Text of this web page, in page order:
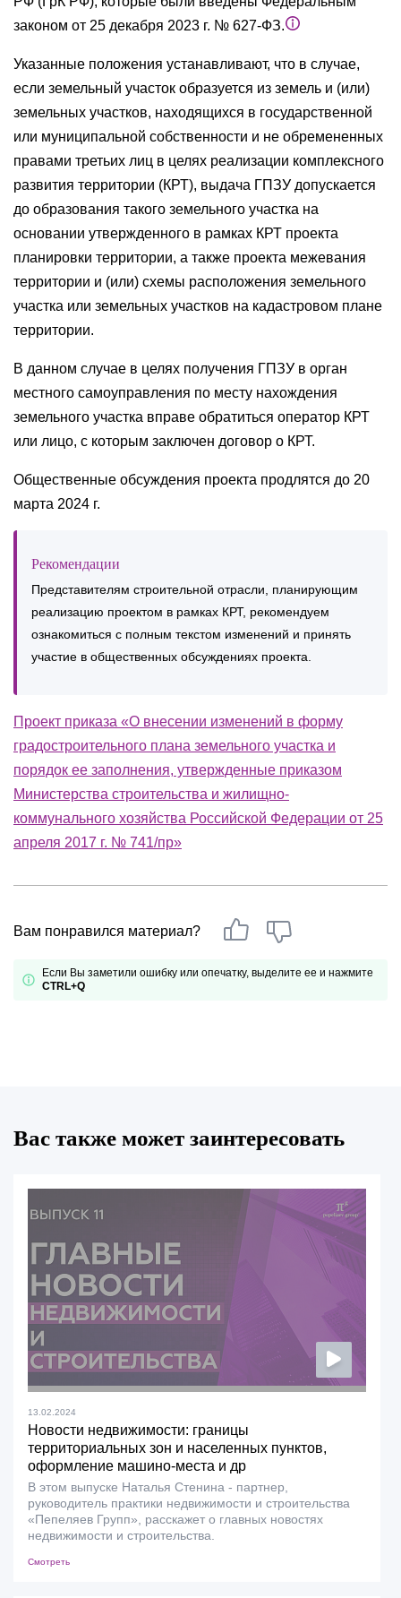
законом от 25 декабря 2023 г. № 627-ФЗ.
Указанные положения устанавливают, что в случае,
если земельный участок образуется из земель и (или)
земельных участков, находящихся в государственной
или муниципальной собственности и не обремененных
правами третьих лиц в целях реализации комплексного
развития территории (КРТ), выдача ГПЗУ допускается
до образования такого земельного участка на
основании утвержденного в рамках КРТ проекта
планировки территории, а также проекта межевания
территории и (или) схемы расположения земельного
участка или земельных участков на кадастровом плане
территории.
В данном случае в целях получения ГПЗУ в орган
местного самоуправления по месту нахождения
земельного участка вправе обратиться оператор КРТ
или лицо, с которым заключен договор о КРТ.
Общественные обсуждения проекта продлятся до 20
марта 2024 г.
Рекомендации
Представителям строительной отрасли, планирующим
реализацию проектом в рамках КРТ, рекомендуем
ознакомиться с полным текстом изменений и принять
участие в общественных обсуждениях проекта.
Проект приказа «О внесении изменений в форму
градостроительного плана земельного участка и
порядок ее заполнения, утвержденные приказом
Министерства строительства и жилищно-
коммунального хозяйства Российской Федерации от 25
апреля 2017 г. № 741/пр»
Вам понравился материал?
Если Вы заметили ошибку или опечатку, выделите ее и нажмите
CTRL+Q
Вас также может заинтересовать
13.02.2024
Новости недвижимости: границы
территориальных зон и населенных пунктов,
оформление машино-места и др
В этом выпуске Наталья Стенина - партнер,
руководитель практики недвижимости и строительства
«Пепеляев Групп», расскажет о главных новостях
недвижимости и строительства.
Смотреть